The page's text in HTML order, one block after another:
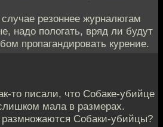
резоннее журналюгам
надо пологать, вряд ли будут
пропагандировать курение.
то писали, что Собаке-убийце
мала в размерах.
Собаки-убийцы?